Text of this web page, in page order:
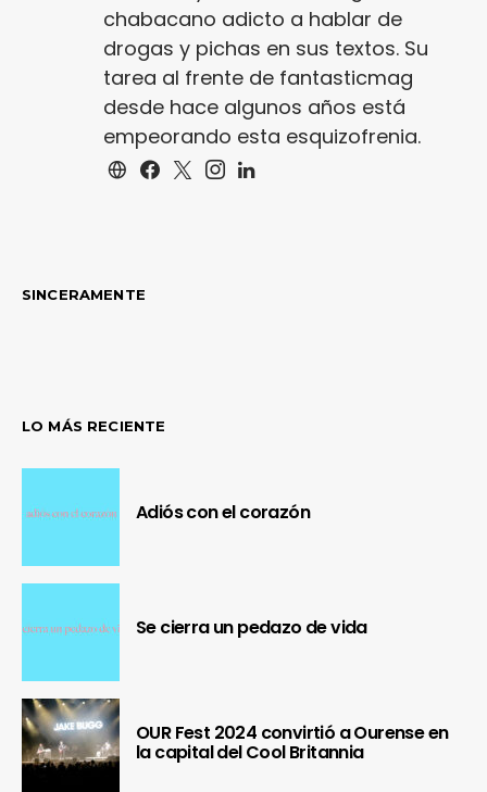
chabacano adicto a hablar de
drogas y pichas en sus textos. Su
tarea al frente de fantasticmag
desde hace algunos años está
empeorando esta esquizofrenia.
SINCERAMENTE
LO MÁS RECIENTE
Adiós con el corazón
Se cierra un pedazo de vida
OUR Fest 2024 convirtió a Ourense en
la capital del Cool Britannia